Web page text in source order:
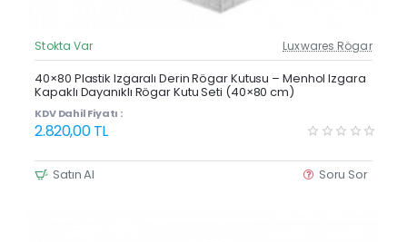
Güncel Fiyat
Yeni Ürün
Stokta Var Luxwares Rögar
40×80 Plastik Izgaralı Derin Rögar Kutusu – Menhol Izgara
Kapaklı Dayanıklı Rögar Kutu Seti (40×80 cm)
KDV Dahil Fiyatı :
2.820,00 TL
Satın Al Soru Sor